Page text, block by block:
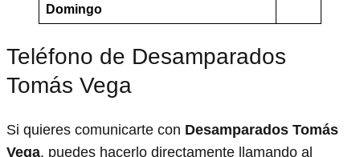
Domingo
Teléfono de Desamparados
Tomás Vega
Si quieres comunicarte con Desamparados Tomás
Vega, puedes hacerlo directamente llamando al